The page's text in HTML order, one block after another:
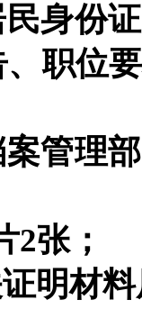
身份
职位
管理
2张；
明材